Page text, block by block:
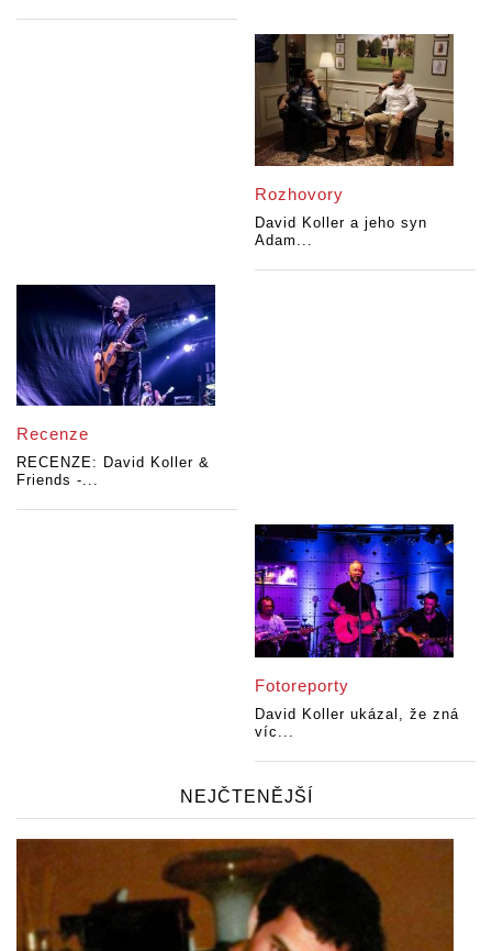
Rozhovory
David Koller a jeho syn
Adam...
Recenze
RECENZE: David Koller &
Friends -...
Fotoreporty
David Koller ukázal, že zná
víc...
NEJČTENĚJŠÍ